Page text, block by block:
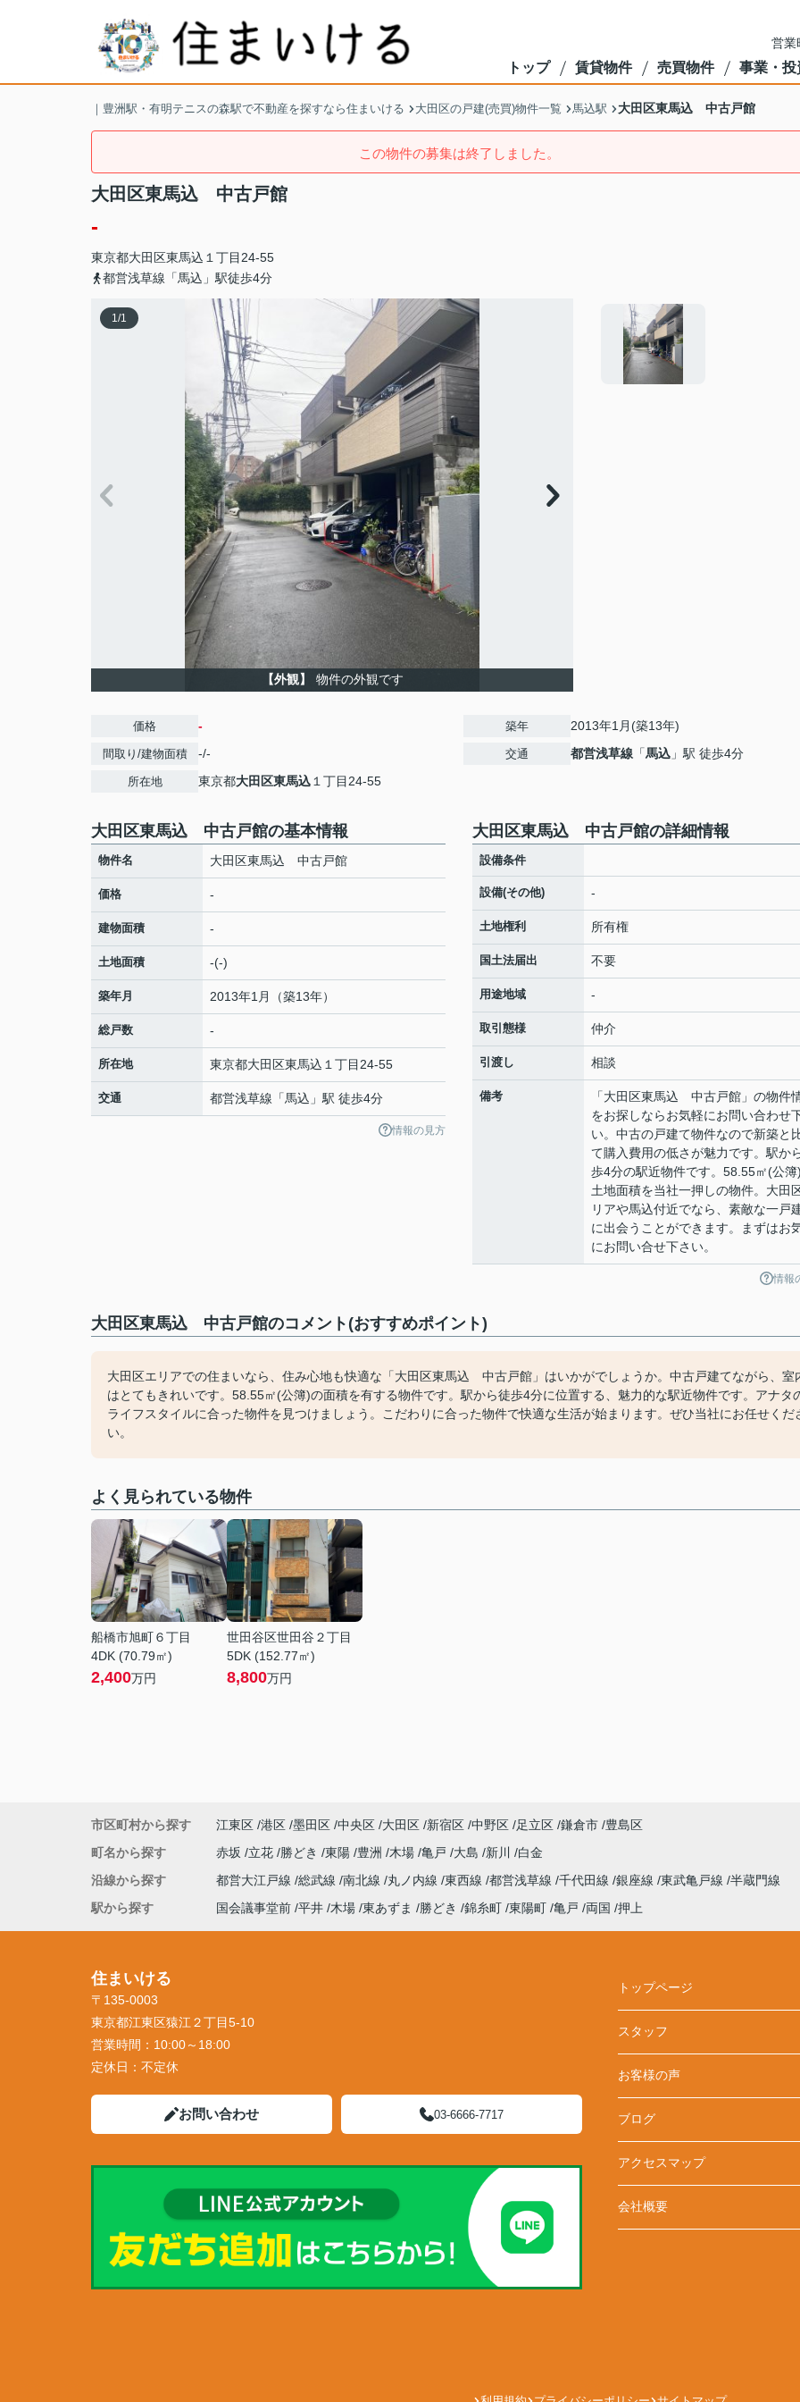
営
トップ 賃貸物件 売買物件 事業・投
｜豊洲駅・有明テニスの森駅で不動産を探すなら住まいける 大田区の戸建(売買)物件一覧 馬込駅 大田区東馬込 中古戸館
この物件の募集は終了しました。
大田区東馬込 中古戸館
-
東京都大田区東馬込 １丁目24-55
都営浅草線「馬込」駅徒歩4分
1/1
【外観】 物件の外観です
価格 -
間取り/建物面積 -/-
所在地 東京都大田区東馬込 １丁目24-55
築年 2013年1月(築13年)
交通 都営浅草線 「馬込 」駅 徒歩4分
大田区東馬込 中古戸館の基本情報
物件名 大田区東馬込 中古戸館
価格 -
建物面積 -
土地面積 -(-)
築年月 2013年1月（築13年）
総戸数 -
所在地 東京都大田区東馬込 １丁目24-55
交通 都営浅草線 「馬込 」駅 徒歩4分
情報の見方
大田区東馬込 中古戸館の詳細情報
設備条件
設備(その他) -
土地権利 所有権
国土法届出 不要
用途地域 -
取引態様 仲介
引渡し 相談
備考
「大田区東馬込 中古戸館」の物件
をお探しならお気軽にお問い合わせ
い。中古の戸建て物件なので新築と
て購入費用の低さが魅力です。駅か
歩4分の駅近物件です。58.55㎡(公簿
土地面積を当社一押しの物件。大田
リアや馬込付近でなら、素敵な一戸
に出会うことができます。まずはお
にお問い合せ下さい。
情報
大田区東馬込 中古戸館のコメント(おすすめポイント)
大田区エリアでの住まいなら、住み心地も快適な「大田区東馬込 中古戸館」はいかがでしょうか。中古戸建てながら、室
はとてもきれいです。58.55㎡(公簿)の面積を有する物件です。駅から徒歩4分に位置する、魅力的な駅近物件です。アナタ
ライフスタイルに合った物件を見つけましょう。こだわりに合った物件で快適な生活が始まります。ぜひ当社にお任せくだ
い。
よく見られている物件
船橋市旭町６丁目
4DK (70.79㎡)
2,400万円
世田谷区世田谷２丁目
5DK (152.77㎡)
8,800万円
市区町村から探す 江東区 港区 墨田区 中央区 大田区 新宿区 中野区 足立区 鎌倉市 豊島区
町名から探す
赤坂 立花 勝どき 東陽 豊洲 木場 亀戸 大島 新川
白金
沿線から探す
都営大江戸線 総武線 南北線 丸ノ内線 東西線 都営浅草線 千代田線 銀座線 東武亀戸線 半蔵門線
駅から探す
国会議事堂前 平井 木場 東あずま 勝どき 錦糸町 東陽町 亀戸 両国 押上
住まいける
〒135-0003
東京都江東区猿江２丁目5-10
営業時間： 10:00～18:00
定休日： 不定休
お問い合わせ 03-6666-7717
トップページ
スタッフ
お客様の声
ブログ
アクセスマップ
会社概要